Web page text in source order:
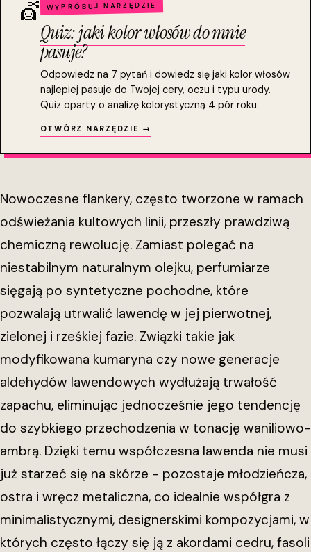
💇 WYPRÓBUJ NARZĘDZIE
Quiz: jaki kolor włosów do mnie
pasuje?
Odpowiedz na 7 pytań i dowiedz się jaki kolor włosów
najlepiej pasuje do Twojej cery, oczu i typu urody.
Quiz oparty o analizę kolorystyczną 4 pór roku.
OTWÓRZ NARZĘDZIE →
Nowoczesne flankery, często tworzone w ramach
odświeżania kultowych linii, przeszły prawdziwą
chemiczną rewolucję. Zamiast polegać na
niestabilnym naturalnym olejku, perfumiarze
sięgają po syntetyczne pochodne, które
pozwalają utrwalić lawendę w jej pierwotnej,
zielonej i rześkiej fazie. Związki takie jak
modyfikowana kumaryna czy nowe generacje
aldehydów lawendowych wydłużają trwałość
zapachu, eliminując jednocześnie jego tendencję
do szybkiego przechodzenia w tonację waniliowo-
ambrą. Dzięki temu współczesna lawenda nie musi
już starzeć się na skórze - pozostaje młodzieńcza,
ostra i wręcz metaliczna, co idealnie współgra z
minimalistycznymi, designerskimi kompozycjami, w
których często łączy się ją z akordami cedru, fasoli